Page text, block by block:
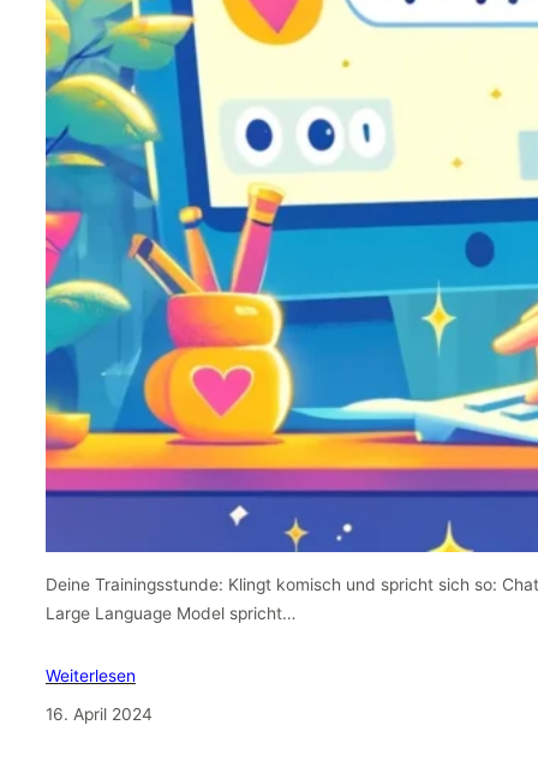
Deine Trainingsstunde: Klingt komisch und spricht sich so:
Large Language Model spricht…
Weiterlesen
16. April 2024